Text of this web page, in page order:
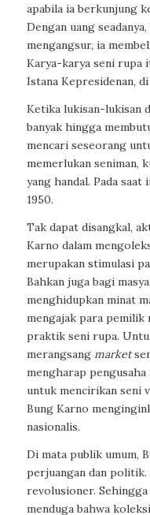
apabila ia berkunjung
Dengan uang
mengangsur, ia
Karya-karya seni rupa
Istana Kepresidenan,
Ketika lukisan-lukisan
banyak hingga
mencari seseorang
memerlukan seniman,
yang handal. Pada
1950.
Tak dapat disangkal,
Karno dalam
merupakan stimulasi
Bahkan juga bagi
menghidupkan minat
mengajak para pemilik
praktik seni rupa.
merangsang market
mengharap
untuk mencirikan seni
Bung Karno
nasionalis.
Di mata publik umum,
perjuangan dan politik.
revolusioner.
menduga bahwa